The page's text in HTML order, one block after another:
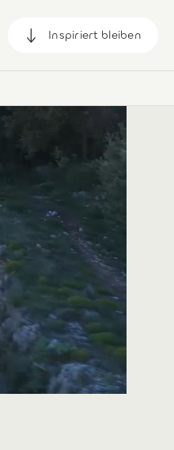
Inspiriert bleiben